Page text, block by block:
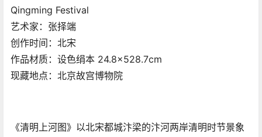
Qingming Festival
艺术家：张择端
创作时间：北宋
作品材质：设色绢本 24.8×528.7cm
现藏地点：北京故宫博物院
《清明上河图》以北宋都城汴梁的汴河两岸清明时节景象